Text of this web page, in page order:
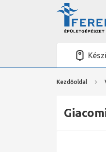
Kezdőoldal